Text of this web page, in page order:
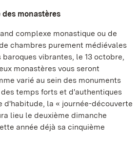
monastères
complexe monastique ou de
chambres purement médiévales
vibrantes, le 13 octobre,
monastères vous seront
varié au sein des monuments
temps forts et d'authentiques
d'habitude, la « journée-découverte
lieu le deuxième dimanche
année déjà sa cinquième